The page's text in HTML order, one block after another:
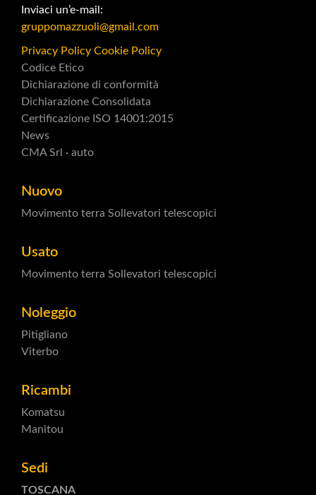
Inviaci un’e-mail:
gruppomazzuoli@gmail.com
Privacy Policy Cookie Policy
Codice Etico
Dichiarazione di conformità
Dichiarazione Consolidata
Certificazione ISO 14001:2015
News
CMA Srl · auto
Nuovo
Movimento terra Sollevatori telescopici
Usato
Movimento terra Sollevatori telescopici
Noleggio
Pitigliano
Viterbo
Ricambi
Komatsu
Manitou
Sedi
TOSCANA